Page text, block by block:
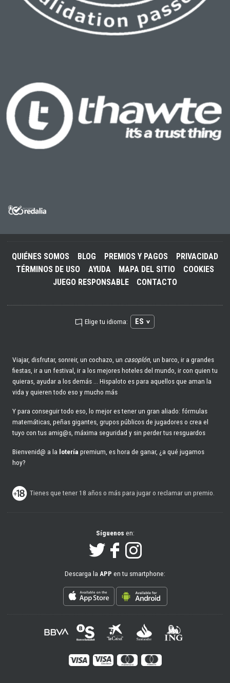
QUIÉNES SOMOS BLOG PREMIOS Y PAGOS
PRIVACIDAD
TÉRMINOS DE USO
AYUDA MAPA DEL SITIO
COOKIES
JUEGO RESPONSABLE
CONTACTO
Elige tu idioma: ES
Viajar, disfrutar, sonreir, un cochazo, un casoplón, un barco, ir a grandes
fiestas, ir a un festival, ir a los mejores hoteles del mundo, ir con quien tu
quieras, ayudar a los demás ... Hispaloto es para aquellos que aman la
vida y quieren todo eso y mucho más
Y para conseguir todo eso, lo mejor es tener un gran aliado: fórmulas
matemáticas, peñas gigantes, grupos públicos de jugadores o crea el
tuyo con tus amig@s, máxima seguridad y sin perder tus resguardos
Bienvenid@ a la lotería premium, es hora de ganar, ¿a qué jugamos
hoy?
Tienes que tener 18 años o más para jugar o reclamar un premio.
Síguenos en:
Descarga la APP en tu smartphone: